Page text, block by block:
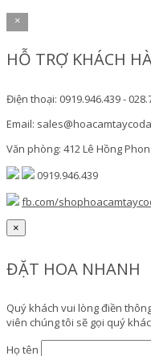
×
HỖ TRỢ KHÁCH
Điện thoại: 0919.946.439 -
Email:
Văn phòng: 412 Lê Hồng
0919.946.439
fb.com/
×
ĐẶT HOA NHANH
Quý khách vui lòng điền
viên chúng tôi sẽ gọi quý
Họ tên